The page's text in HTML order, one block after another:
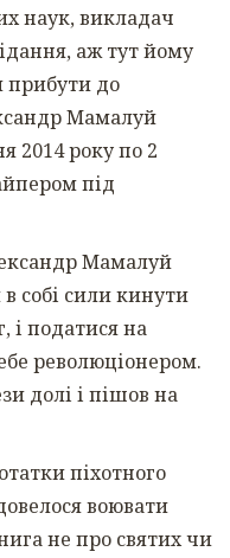
наук, викладач
аж тут йому
прибути до
Мамалуй
2014 року по 2
під
Мамалуй
собі сили кинути
і податися на
революціонером.
долі і пішов на
піхотного
воювати
не про святих чи